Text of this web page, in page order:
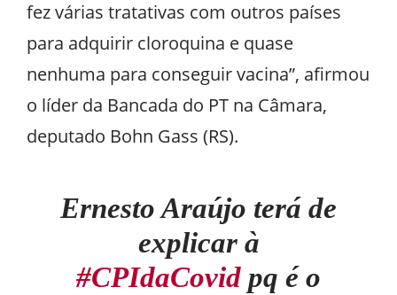
fez várias tratativas com outros países
para adquirir cloroquina e quase
nenhuma para conseguir vacina”, afirmou
o líder da Bancada do PT na Câmara,
deputado Bohn Gass (RS).
Ernesto Araújo terá de
explicar à
#CPIdaCovid pq é o